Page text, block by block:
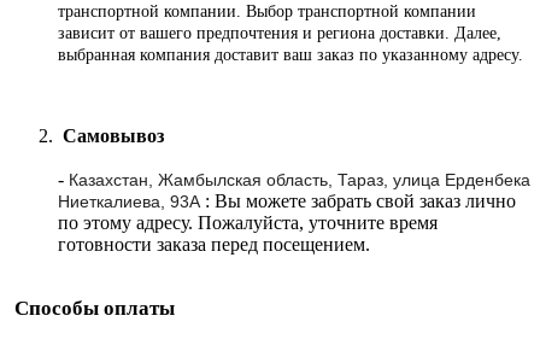
транспортной компании. Выбор транспортной компании
зависит от вашего предпочтения и региона доставки. Далее,
выбранная компания доставит ваш заказ по указанному адресу.
Самовывоз
- Казахстан, Жамбылская область, Тараз, улица Ерденбека
Ниеткалиева, 93А : Вы можете забрать свой заказ лично
по этому адресу. Пожалуйста, уточните время
готовности заказа перед посещением.
Способы оплаты